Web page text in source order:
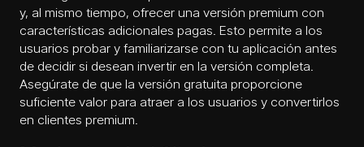
y, al mismo tiempo, ofrecer una versión premium con
características adicionales pagas. Esto permite a los
usuarios probar y familiarizarse con tu aplicación antes
de decidir si desean invertir en la versión completa.
Asegúrate de que la versión gratuita proporcione
suficiente valor para atraer a los usuarios y convertirlos
en clientes premium.